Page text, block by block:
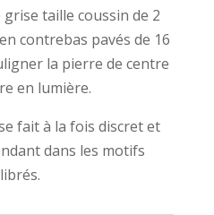
grise taille coussin de 2
contrebas pavés de 16
la pierre de centre
en lumière.
fait à la fois discret et
dans les motifs